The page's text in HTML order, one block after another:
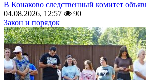
В Конаково следственный комитет
04.08.2026, 12:57
90
Закон и порядок